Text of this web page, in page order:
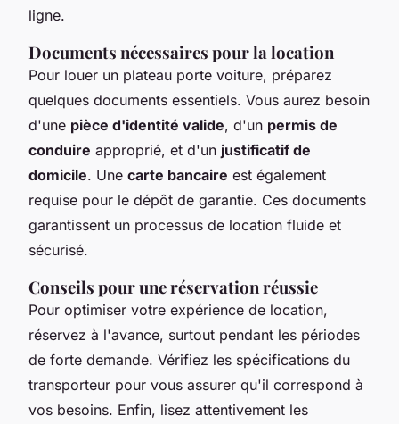
ligne.
Documents nécessaires pour la location
Pour louer un plateau porte voiture, préparez
quelques documents essentiels. Vous aurez besoin
d'une pièce d'identité valide, d'un permis de
conduire approprié, et d'un justificatif de
domicile. Une carte bancaire est également
requise pour le dépôt de garantie. Ces documents
garantissent un processus de location fluide et
sécurisé.
Conseils pour une réservation réussie
Pour optimiser votre expérience de location,
réservez à l'avance, surtout pendant les périodes
de forte demande. Vérifiez les spécifications du
transporteur pour vous assurer qu'il correspond à
vos besoins. Enfin, lisez attentivement les